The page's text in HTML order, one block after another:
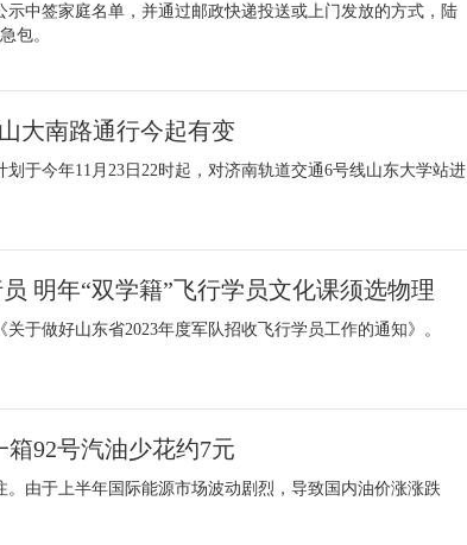
中签家庭名单，并通过邮政快递投送或上门发放的方式，陆
包。
大南路通行今起有变
于今年11月23日22时起，对济南轨道交通6号线山东大学站进
明年“双学籍”飞行学员文化课须选物理
于做好山东省2023年度军队招收飞行学员工作的通知》。
92号汽油少花约7元
由于上半年国际能源市场波动剧烈，导致国内油价涨涨跌